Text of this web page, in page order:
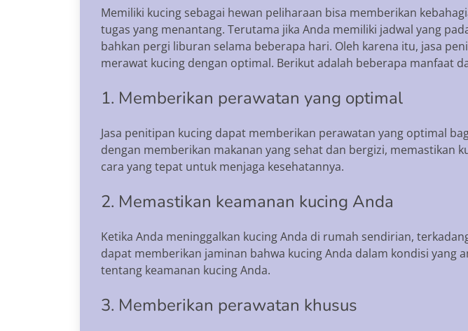
Memiliki kucing sebagai hewan peliharaan bisa memberikan
tugas yang menantang. Terutama jika Anda memiliki jadwal yang
bahkan pergi liburan selama beberapa hari. Oleh karena itu, jasa
merawat kucing dengan optimal. Berikut adalah beberapa manfaat
1. Memberikan perawatan yang optimal
Jasa penitipan kucing dapat memberikan perawatan yang optimal
dengan memberikan makanan yang sehat dan bergizi, memastikan
cara yang tepat untuk menjaga kesehatannya.
2. Memastikan keamanan kucing Anda
Ketika Anda meninggalkan kucing Anda di rumah sendirian,
dapat memberikan jaminan bahwa kucing Anda dalam kondisi
tentang keamanan kucing Anda.
3. Memberikan perawatan khusus